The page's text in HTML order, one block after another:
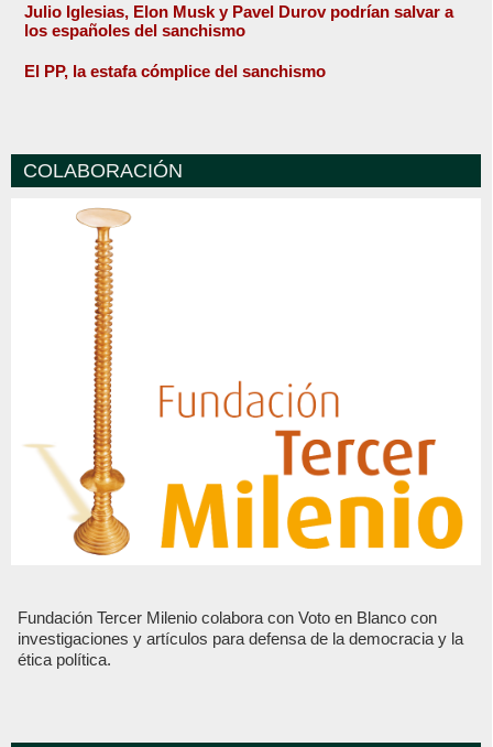
Julio Iglesias, Elon Musk y Pavel Durov podrían salvar a
los españoles del sanchismo
El PP, la estafa cómplice del sanchismo
COLABORACIÓN
Fundación Tercer Milenio colabora con Voto en Blanco con
investigaciones y artículos para defensa de la democracia y la
ética política.